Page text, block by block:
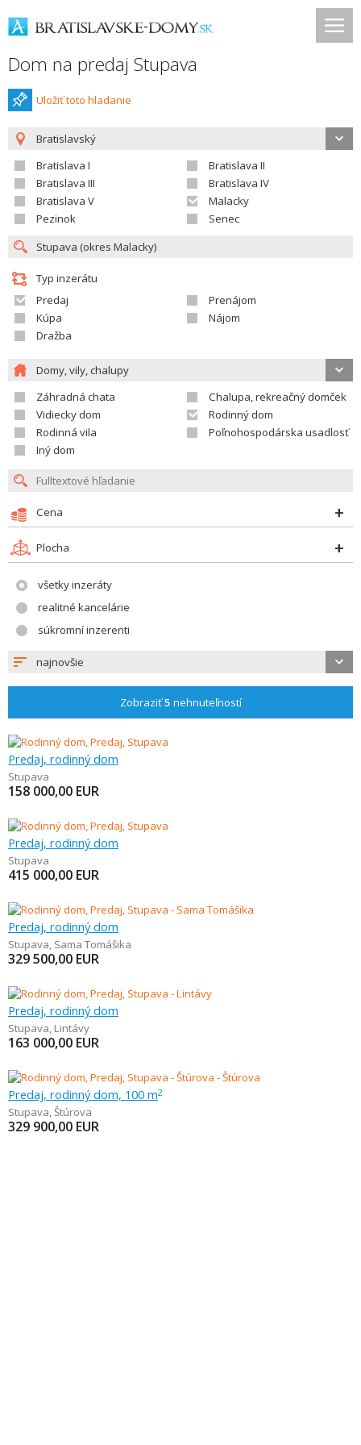
Dom na predaj Stupava
Uložiť toto hladanie
Bratislavský
Bratislava I
Bratislava II
Bratislava III
Bratislava IV
Bratislava V
Malacky
Pezinok
Senec
Typ inzerátu
Predaj
Prenájom
Kúpa
Nájom
Dražba
Domy, vily, chalupy
Záhradná chata
Chalupa, rekreačný domček
Vidiecky dom
Rodinný dom
Rodinná vila
Poľnohospodárska usadlosť
Iný dom
Cena
Plocha
všetky inzeráty
realitné kancelárie
súkromní inzerenti
najnovšie
Zobraziť5 nehnuteľností
Predaj, rodinný dom
Stupava
158 000,00 EUR
Predaj, rodinný dom
Stupava
415 000,00 EUR
Predaj, rodinný dom
Stupava, Sama Tomášika
329 500,00 EUR
Predaj, rodinný dom
Stupava, Lintávy
163 000,00 EUR
Predaj, rodinný dom, 100 m2
Stupava,Štúrova
329 900,00 EUR